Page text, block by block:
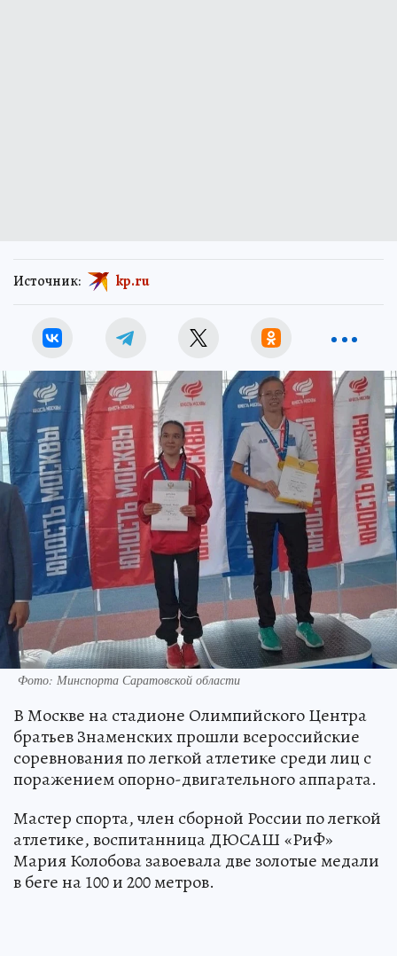
Источник: kp.ru
Фото: Минспорта Саратовской области
В Москве на стадионе Олимпийского Центра
братьев Знаменских прошли всероссийские
соревнования по легкой атлетике среди лиц с
поражением опорно-двигательного аппарата.
Мастер спорта, член сборной России по легкой
атлетике, воспитанница ДЮСАШ «РиФ»
Мария Колобова завоевала две золотые медали
в беге на 100 и 200 метров.